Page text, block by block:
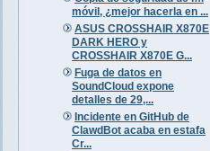
móvil, ¿mejor hacerla en ...
ASUS CROSSHAIR X870E
DARK HERO y
CROSSHAIR X870E G...
Fuga de datos en
SoundCloud expone
detalles de 29,...
Incidente en GitHub de
ClawdBot acaba en estafa
Cr...